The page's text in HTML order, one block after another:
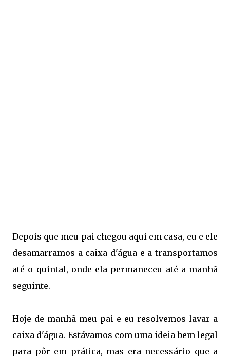
Depois que meu pai chegou aqui em casa, eu e ele
desamarramos a caixa d'água e a transportamos
até o quintal, onde ela permaneceu até a manhã
seguinte.
Hoje de manhã meu pai e eu resolvemos lavar a
caixa d'água. Estávamos com uma ideia bem legal
para pôr em prática, mas era necessário que a